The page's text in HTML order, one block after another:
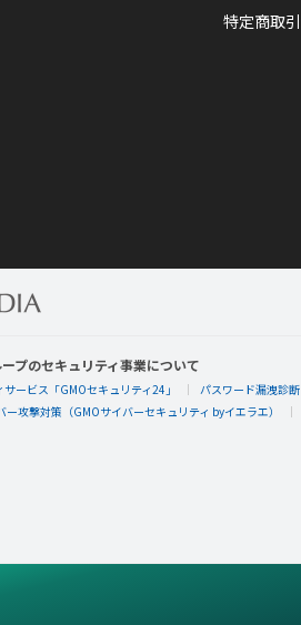
特定商取
プのセキュリティ事業について
ービス「GMOセキュリティ24」 パスワード漏洩診断
ー攻撃対策（GMOサイバーセキュリティ byイエラエ）